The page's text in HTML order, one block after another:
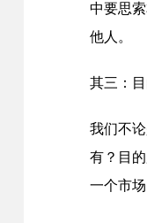
中要思
他人。
其三：目
我们不
有？目
一个市